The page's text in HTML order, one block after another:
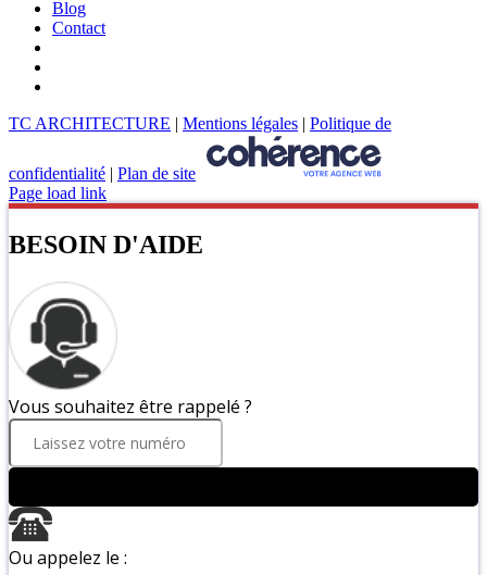
Blog
Contact
TC ARCHITECTURE | Mentions légales | Politique de
confidentialité | Plan de site
Page load link
BESOIN D'AIDE
Vous souhaitez être rappelé ?
Ou appelez le :